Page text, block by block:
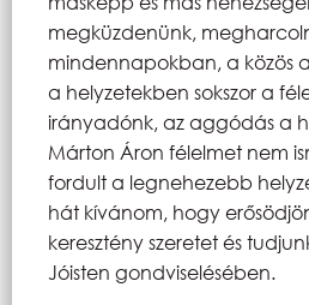
megküzdenünk,
mindennapokban, a közös
a helyzetekben sokszor a
irányadónk, az aggódás a
Márton Áron félelmet nem
fordult a legnehezebb
hát kívánom, hogy
keresztény szeretet és
Jóisten gondviselésében.